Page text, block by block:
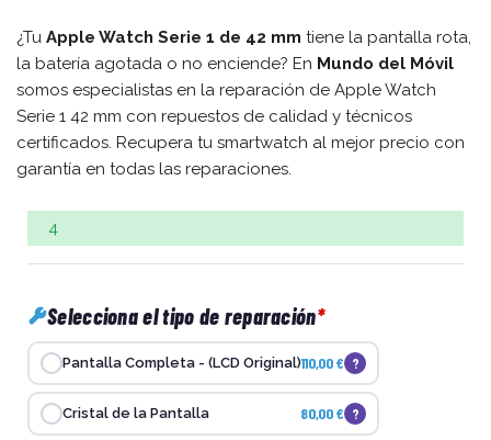
¿Tu Apple Watch Serie 1 de 42 mm tiene la pantalla rota,
la batería agotada o no enciende? En Mundo del Móvil
somos especialistas en la reparación de Apple Watch
Serie 1 42 mm con repuestos de calidad y técnicos
certificados. Recupera tu smartwatch al mejor precio con
garantía en todas las reparaciones.
4
Selecciona el tipo de reparación
Pantalla Completa - (LCD Original)110,00 € ?
Cristal de la Pantalla 80,00 € ?